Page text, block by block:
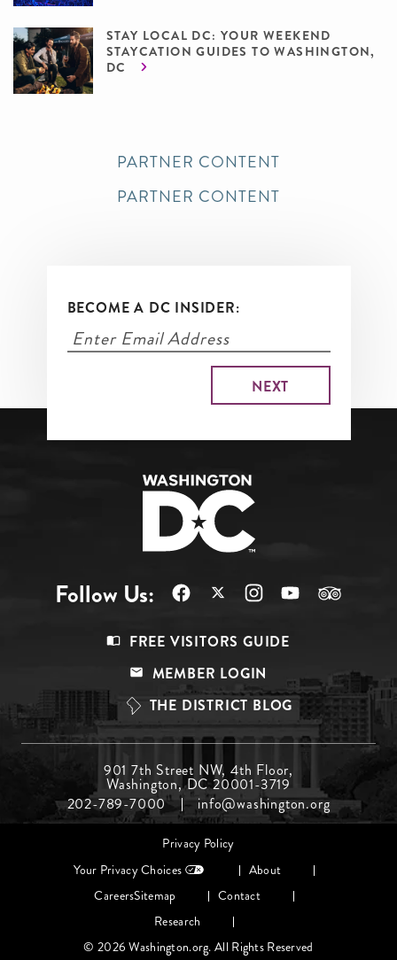
STAY LOCAL DC: YOUR WEEKEND
STAYCATION GUIDES TO WASHINGTON,
DC
PARTNER CONTENT
PARTNER CONTENT
BECOME A DC INSIDER:
Follow Us:
Top
FREE VISITORS GUIDE
MEMBER LOGIN
THE DISTRICT BLOG
Menu
Middle
901 7th Street NW, 4th Floor,
Washington, DC 20001-3719
202-789-7000
info@washington.org
Privacy Policy
Your Privacy Choices
About
CareersSitemap
Contact
Research
© 2026 Washington.org. All Rights Reserved